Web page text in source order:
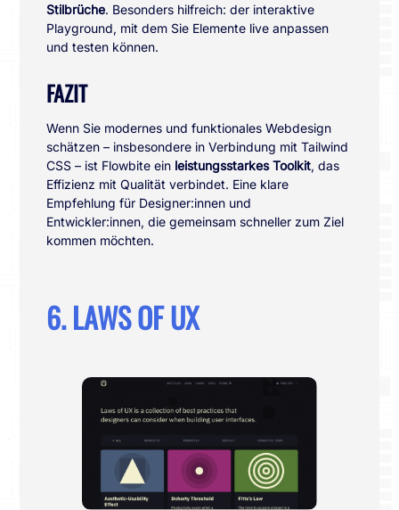
Stilbrüche. Besonders hilfreich: der interaktive
Playground, mit dem Sie Elemente live anpassen
und testen können.
FAZIT
Wenn Sie modernes und funktionales Webdesign
schätzen – insbesondere in Verbindung mit Tailwind
CSS – ist Flowbite ein leistungsstarkes Toolkit, das
Effizienz mit Qualität verbindet. Eine klare
Empfehlung für Designer:innen und
Entwickler:innen, die gemeinsam schneller zum Ziel
kommen möchten.
6. LAWS OF UX